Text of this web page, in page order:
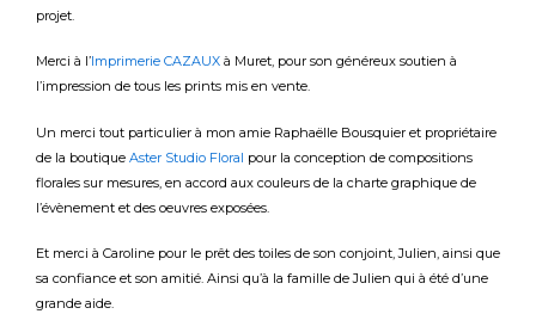
projet.
Merci à l’Imprimerie CAZAUX à Muret, pour son généreux soutien à
l’impression de tous les prints mis en vente.
Un merci tout particulier à mon amie Raphaëlle Bousquier et propriétaire
de la boutique Aster Studio Floral pour la conception de compositions
florales sur mesures, en accord aux couleurs de la charte graphique de
l’évènement et des oeuvres exposées.
Et merci à Caroline pour le prêt des toiles de son conjoint, Julien, ainsi que
sa confiance et son amitié. Ainsi qu’à la famille de Julien qui à été d’une
grande aide.